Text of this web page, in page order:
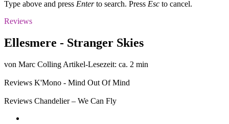
Type above and press Enterto search. Press Esc to cancel.
Reviews
Ellesmere - Stranger Skies
von Marc Colling Artikel-Lesezeit: ca. 2 min
Reviews K'Mono - Mind Out Of Mind
Reviews Chandelier – We Can Fly